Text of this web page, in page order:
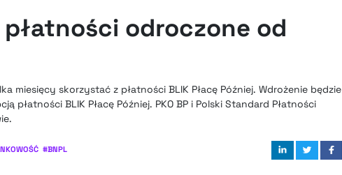
płatności odroczone od
miesięcy skorzystać z płatności BLIK Płacę Później. Wdrożenie będzie
płatności BLIK Płacę Później. PKO BP i Polski Standard Płatności
#BNPL